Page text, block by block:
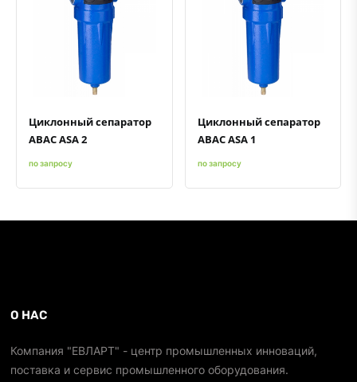
Быстрый просмотрДобавить к сравнению
Циклонный сепаратор
ABAC ASA 2
по запросу
Быстрый просмотрДобавить к сравнению
Циклонный сепаратор
ABAC ASA 1
по запросу
О НАС
Компания "ЕВЛАРТ" - центр промышленных инноваций,
поставка и сервис промышленного оборудования.